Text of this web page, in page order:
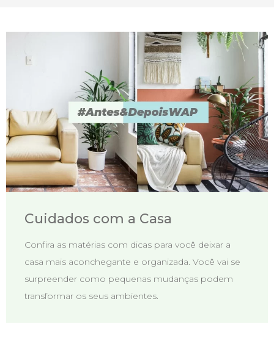
Cuidados com a Casa
Confira as matérias com dicas para você deixar a
casa mais aconchegante e organizada. Você vai se
surpreender como pequenas mudanças podem
transformar os seus ambientes.